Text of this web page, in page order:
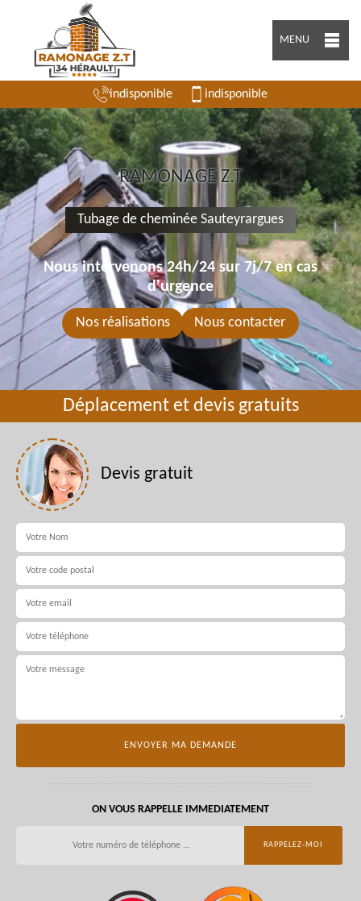
MENU
indisponible indisponible
RAMONAGE Z.T
Tubage de cheminée Sauteyrargues
Nous intervenons 24h/24 sur 7j/7 en cas
d'urgence
Nos réalisations Nous contacter
Déplacement et devis gratuits
Devis gratuit
ON VOUS RAPPELLE IMMEDIATEMENT